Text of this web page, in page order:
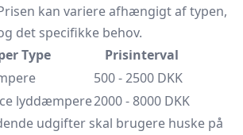
kan variere afhængigt af typen,
det specifikke behov.
Type
Prisinterval
500 - 2500 DKK
lyddæmpere2000 - 8000 DKK
udgifter skal brugere huske på